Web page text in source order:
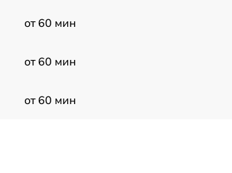
от 60 мин
от 60 мин
от 60 мин